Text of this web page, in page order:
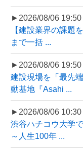
►2026/08/06 19:50
【建設業界の課題
まで一括 ...
►2026/08/06 19:50
建設現場を「最先
動基地『Asahi ...
►2026/08/06 10:30
渋谷ハチコウ大学
～人生100年 ...